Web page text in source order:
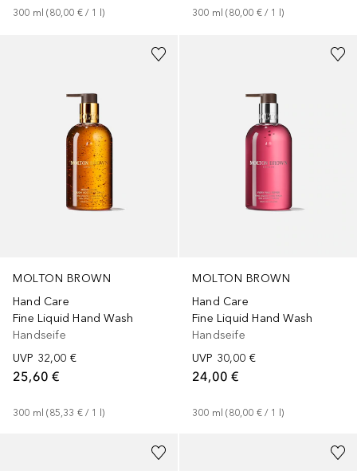
300 ml (80,00 € / 1 l) 300 ml (80,00 € / 1 l)
MOLTON BROWN
Hand Care
Fine Liquid Hand Wash
Handseife
UVP 32,00 €
25,60 €
300 ml (85,33 € / 1 l)
MOLTON BROWN
Hand Care
Fine Liquid Hand Wash
Handseife
UVP 30,00 €
24,00 €
300 ml (80,00 € / 1 l)
1Größe